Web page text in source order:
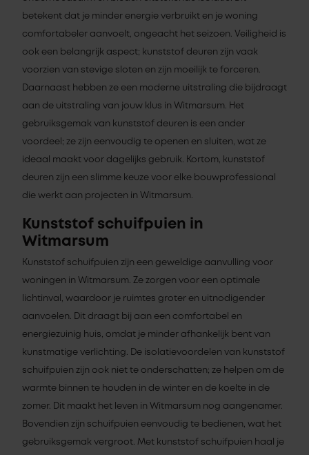
betekent dat je minder energie verbruikt en je woning
comfortabeler aanvoelt, ongeacht het seizoen. Veiligheid is
ook een belangrijk aspect; kunststof deuren zijn vaak
voorzien van stevige sloten en zijn moeilijk te forceren.
Daarnaast hebben ze een moderne uitstraling die bijdraagt
aan de uitstraling van jouw klus in Witmarsum. Het
gebruiksgemak van kunststof deuren is een ander
voordeel; ze zijn eenvoudig te openen en sluiten, wat ze
ideaal maakt voor dagelijks gebruik. Kortom, kunststof
deuren zijn een slimme keuze voor elke bouwprofessional
die werkt aan projecten in Witmarsum.
Kunststof schuifpuien in
Witmarsum
Kunststof schuifpuien zijn een geweldige aanvulling voor
woningen in Witmarsum. Ze zorgen voor een optimale
lichtinval, waardoor je ruimtes groter en uitnodigender
aanvoelen. Dit draagt bij aan een comfortabel en
energiezuinig huis, omdat je minder afhankelijk bent van
kunstmatige verlichting. De isolatievoordelen van kunststof
schuifpuien zijn ook niet te onderschatten; ze helpen om de
warmte binnen te houden in de winter en de koelte in de
zomer. Dit maakt het leven in Witmarsum nog aangenamer.
Bovendien zijn schuifpuien eenvoudig te bedienen, wat het
gebruiksgemak vergroot. Met kunststof schuifpuien haal je